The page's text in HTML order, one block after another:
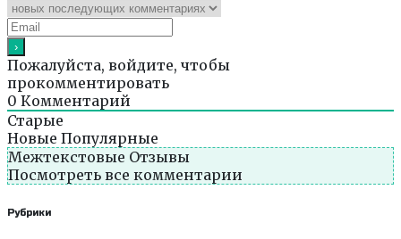
Пожалуйста, войдите, чтобы
прокомментировать
0 Комментарий
Старые
Новые Популярные
Межтекстовые Отзывы
Посмотреть все комментарии
Рубрики